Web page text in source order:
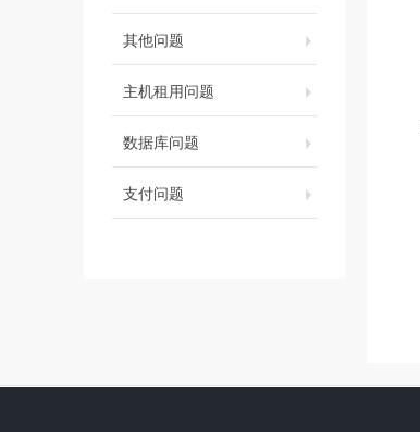
其他问题
主机租用问题
数据库问题
支付问题